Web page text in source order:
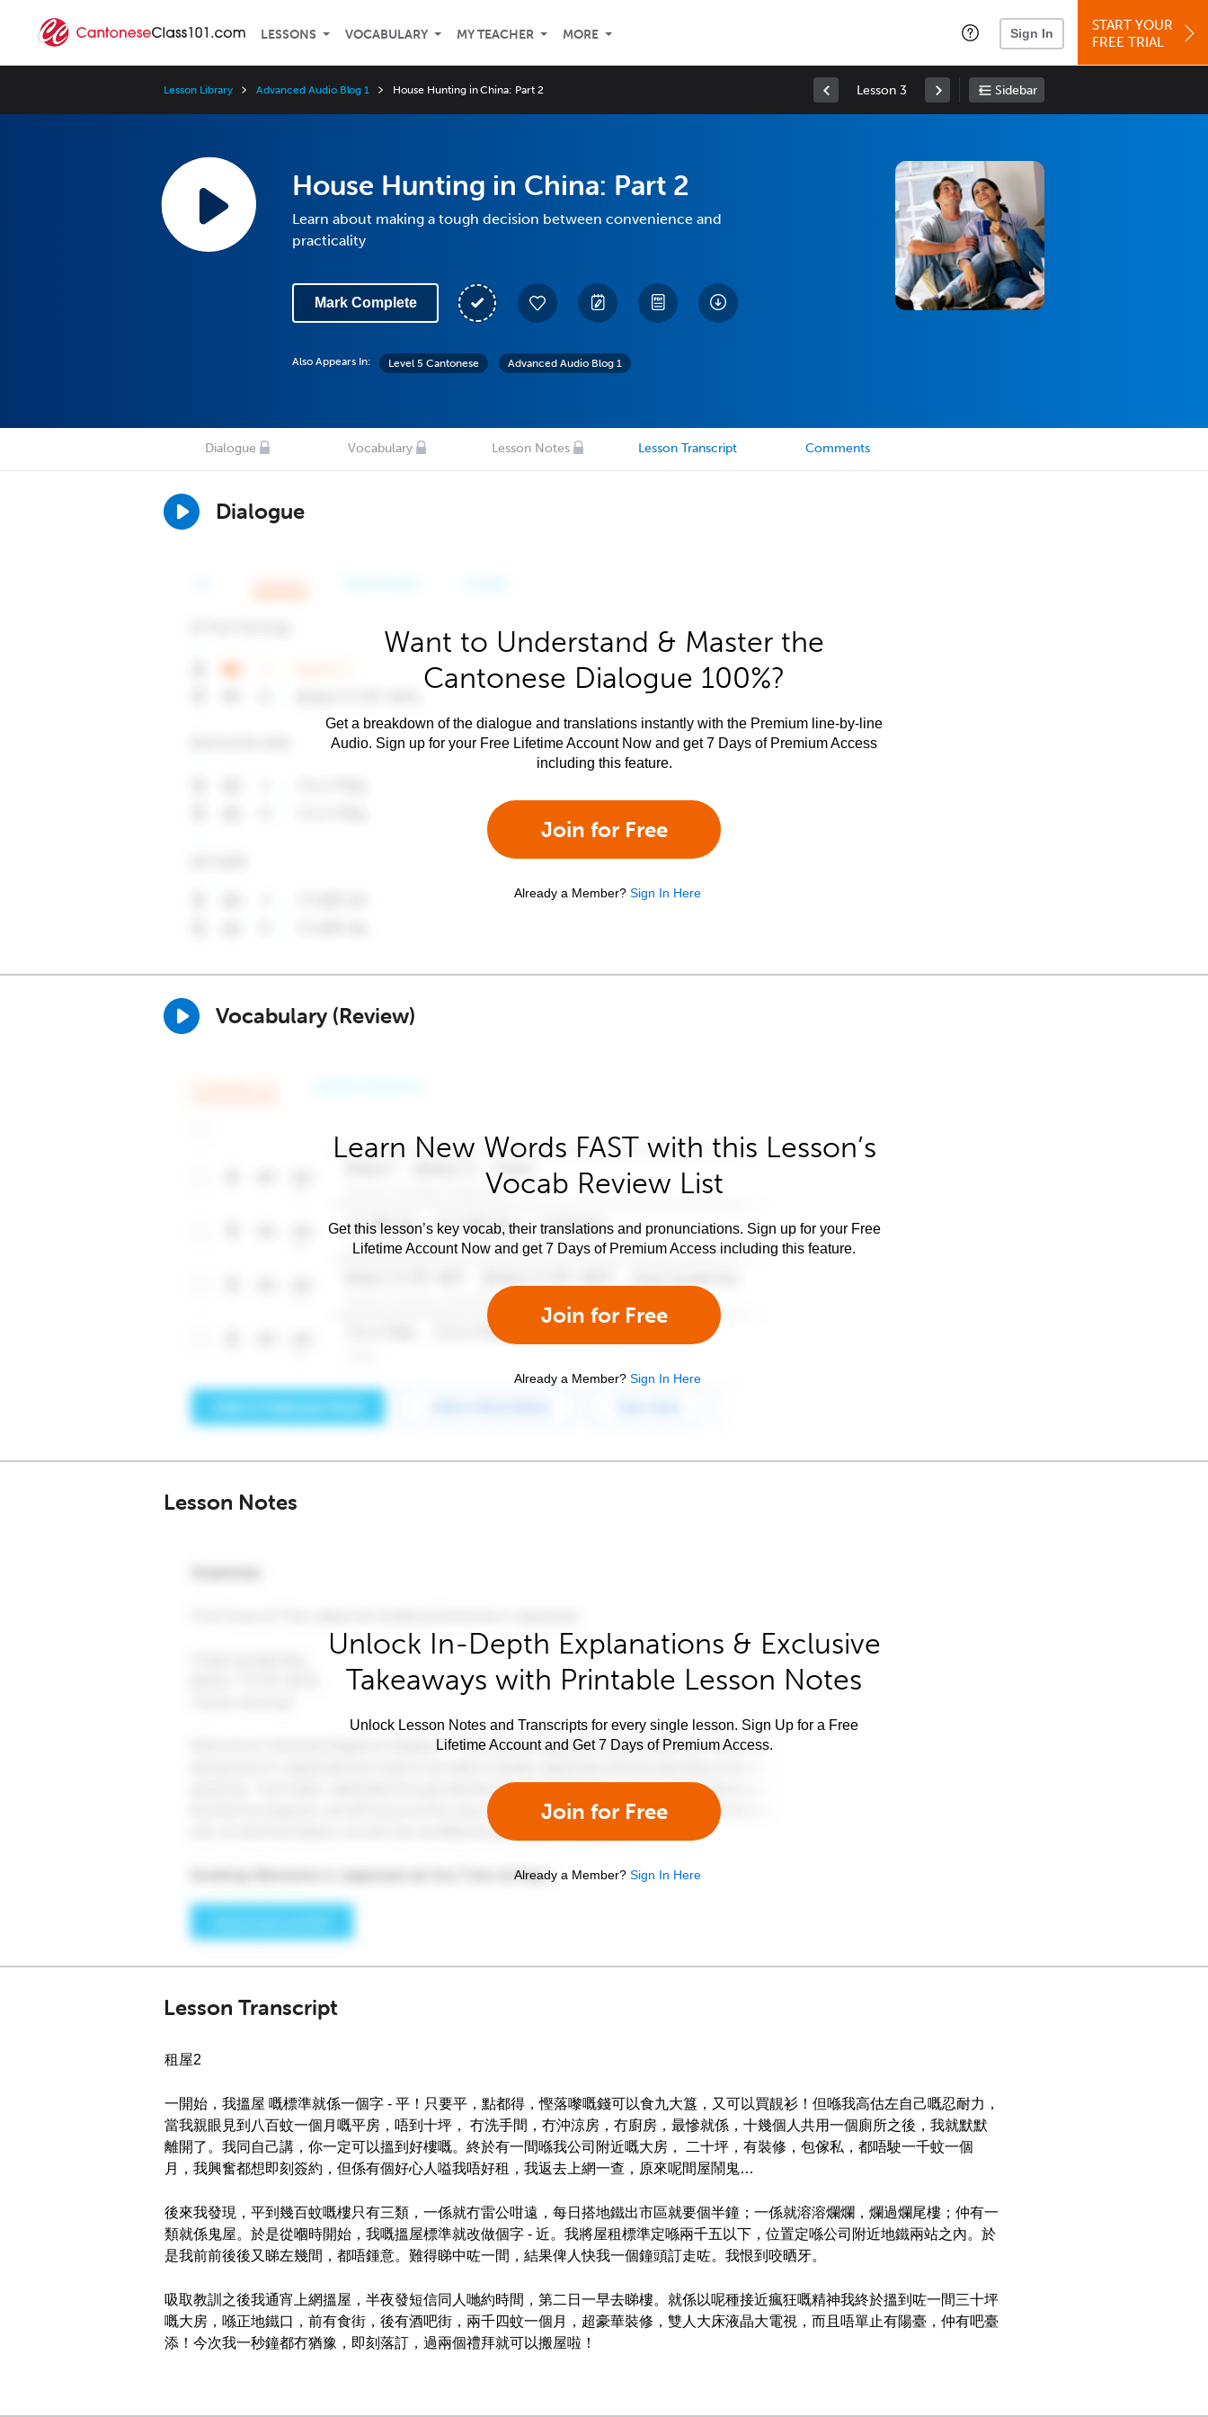
LESSONS VOCABULARY MY TEACHER MORE Sign In
START YOUR
FREE TRIAL
Lesson Library Advanced Audio Blog 1 House Hunting in China: Part 2 Lesson 3 Sidebar
House Hunting in China: Part 2
Learn about making a tough decision between convenience and
practicality
Mark Complete
Also Appears In: Level 5 Cantonese Advanced Audio Blog 1
Dialogue Vocabulary Lesson Notes Lesson Transcript Comments
Dialogue
Want to Understand & Master the
Cantonese Dialogue 100%?
Get a breakdown of the dialogue and translations instantly with the Premium line-by-line
Audio. Sign up for your Free Lifetime Account Now and get 7 Days of Premium Access
including this feature.
Join for Free
Already a Member? Sign In Here
Vocabulary (Review)
Learn New Words FAST with this Lesson’s
Vocab Review List
Get this lesson’s key vocab, their translations and pronunciations. Sign up for your Free
Lifetime Account Now and get 7 Days of Premium Access including this feature.
Join for Free
Already a Member? Sign In Here
Lesson Notes
Unlock In-Depth Explanations & Exclusive
Takeaways with Printable Lesson Notes
Unlock Lesson Notes and Transcripts for every single lesson. Sign Up for a Free
Lifetime Account and Get 7 Days of Premium Access.
Join for Free
Already a Member? Sign In Here
Lesson Transcript
租屋2
一開始，我搵屋 嘅標準就係一個字 - 平！只要平，點都得，慳落嚟嘅錢可以食九大簋，又可以買靚衫！但喺我高估左自己嘅忍耐力，
當我親眼見到八百蚊一個月嘅平房，唔到十坪， 冇洗手間，冇沖涼房，冇廚房，最慘就係，十幾個人共用一個廁所之後，我就默默
離開了。我同自己講，你一定可以搵到好樓嘅。終於有一間喺我公司附近嘅大房， 二十坪，有裝修，包傢私，都唔駛一千蚊一個
月，我興奮都想即刻簽約，但係有個好心人嗌我唔好租，我返去上網一查，原來呢間屋鬧鬼…
後來我發現，平到幾百蚊嘅樓只有三類，一係就冇雷公咁遠，每日搭地鐵出市區就要個半鐘；一係就溶溶爛爛，爛過爛尾樓；仲有一
類就係鬼屋。於是從嗰時開始，我嘅搵屋標準就改做個字 - 近。我將屋租標準定喺兩千五以下，位置定喺公司附近地鐵兩站之內。於
是我前前後後又睇左幾間，都唔鍾意。難得睇中咗一間，結果俾人快我一個鐘頭訂走咗。我恨到咬晒牙。
吸取教訓之後我通宵上網搵屋，半夜發短信同人哋約時間，第二日一早去睇樓。就係以呢種接近瘋狂嘅精神我終於搵到咗一間三十坪
嘅大房，喺正地鐵口，前有食街，後有酒吧街，兩千四蚊一個月，超豪華裝修，雙人大床液晶大電視，而且唔單止有陽臺，仲有吧臺
添！今次我一秒鐘都冇猶豫，即刻落訂，過兩個禮拜就可以搬屋啦！